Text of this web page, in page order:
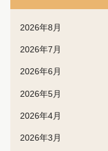
2026年8月
2026年7月
2026年6月
2026年5月
2026年4月
2026年3月